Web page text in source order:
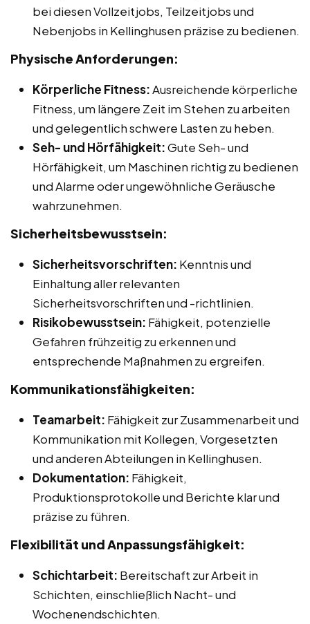
bei diesen Vollzeitjobs, Teilzeitjobs und
Nebenjobs in Kellinghusen präzise zu bedienen.
Physische Anforderungen:
Körperliche Fitness:Ausreichende körperliche
Fitness, um längere Zeit im Stehen zu arbeiten
und gelegentlich schwere Lasten zu heben.
Seh- und Hörfähigkeit:Gute Seh- und
Hörfähigkeit, um Maschinen richtig zu bedienen
und Alarme oder ungewöhnliche Geräusche
wahrzunehmen.
Sicherheitsbewusstsein:
Sicherheitsvorschriften: Kenntnis und
Einhaltung aller relevanten
Sicherheitsvorschriften und -richtlinien.
Risikobewusstsein: Fähigkeit, potenzielle
Gefahren frühzeitig zu erkennen und
entsprechende Maßnahmen zu ergreifen.
Kommunikationsfähigkeiten:
Teamarbeit: Fähigkeit zur Zusammenarbeit und
Kommunikation mit Kollegen, Vorgesetzten
und anderen Abteilungen in Kellinghusen.
Dokumentation: Fähigkeit,
Produktionsprotokolle und Berichte klar und
präzise zu führen.
Flexibilität und Anpassungsfähigkeit:
Schichtarbeit: Bereitschaft zur Arbeit in
Schichten, einschließlich Nacht- und
Wochenendschichten.